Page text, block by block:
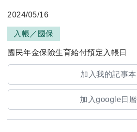
2024/05/16
入帳／國保
國民年金保險生育給付預定入帳日
加入我的記事本
加入google日曆